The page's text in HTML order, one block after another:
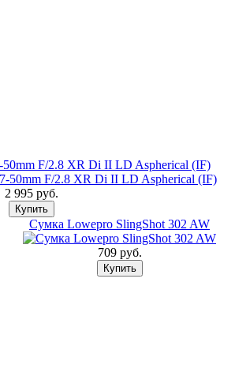
50mm F/2.8 XR Di II LD Aspherical (IF)
2 995 pуб.
Сумка Lowepro SlingShot 302 AW
709 pуб.